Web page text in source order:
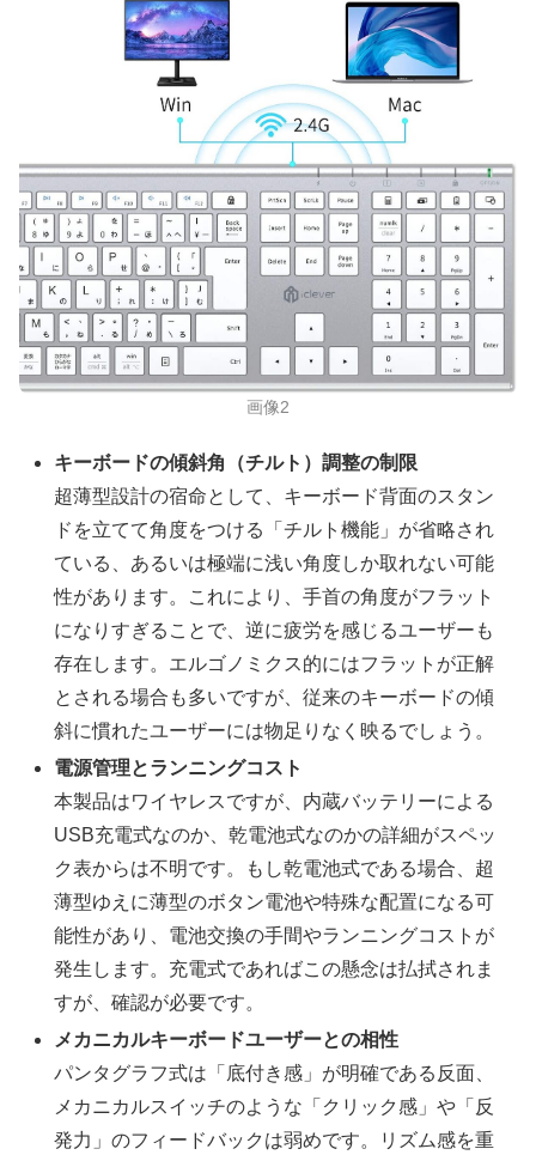
画像2
キーボードの傾斜角（チルト）調整の制限
超薄型設計の宿命として、キーボード背面のスタン
ドを立てて角度をつける「チルト機能」が省略され
ている、あるいは極端に浅い角度しか取れない可能
性があります。これにより、手首の角度がフラット
になりすぎることで、逆に疲労を感じるユーザーも
存在します。エルゴノミクス的にはフラットが正解
とされる場合も多いですが、従来のキーボードの傾
斜に慣れたユーザーには物足りなく映るでしょう。
電源管理とランニングコスト
本製品はワイヤレスですが、内蔵バッテリーによる
USB充電式なのか、乾電池式なのかの詳細がスペッ
ク表からは不明です。もし乾電池式である場合、超
薄型ゆえに薄型のボタン電池や特殊な配置になる可
能性があり、電池交換の手間やランニングコストが
発生します。充電式であればこの懸念は払拭されま
すが、確認が必要です。
メカニカルキーボードユーザーとの相性
パンタグラフ式は「底付き感」が明確である反面、
メカニカルスイッチのような「クリック感」や「反
発力」のフィードバックは弱めです。リズム感を重